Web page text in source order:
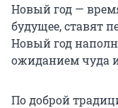
Новый год —
будущее, ставят
Новый год
ожиданием чуда
По доброй